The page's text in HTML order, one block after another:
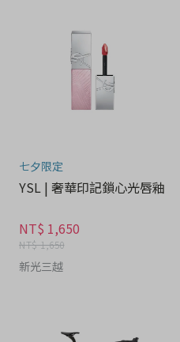
七夕限定
YSL | 奢華印記鎖心光唇釉
NT$ 1,650
NT$ 1,650
新光三越